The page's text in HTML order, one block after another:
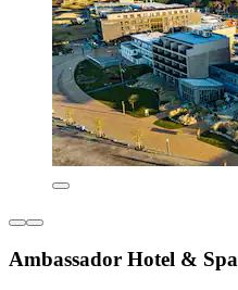
Ambassador Hotel & Spa